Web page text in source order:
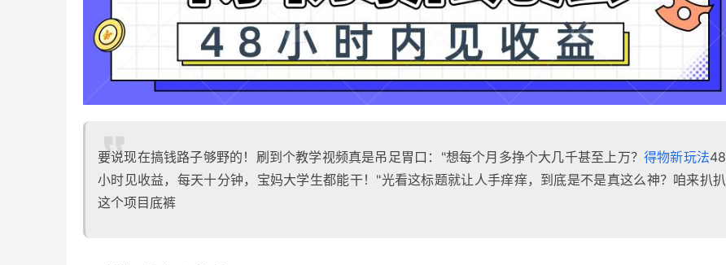
要说现在搞钱路子够野的！刷到个教学视频真是吊足胃口："想每个月多挣个大几千甚至上万？ 得物新玩法48
小时见收益，每天十分钟，宝妈大学生都能干！"光看这标题就让人手痒痒，到底是不是真这么神？咱来扒扒
这个项目底裤